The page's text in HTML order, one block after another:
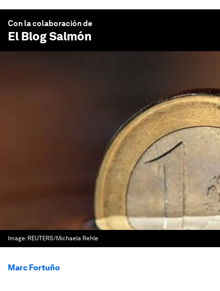
Con la colaboración de
El Blog Salmón
Image: REUTERS/Michaela Rehle
Marc Fortuño